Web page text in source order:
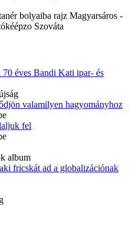
bolyaiba rajz Magyarsáros -
Szováta
70 éves Bandi Kati ipar- és
valamilyen hagyományhoz
fel
album
fricskát ad a globalizációnak